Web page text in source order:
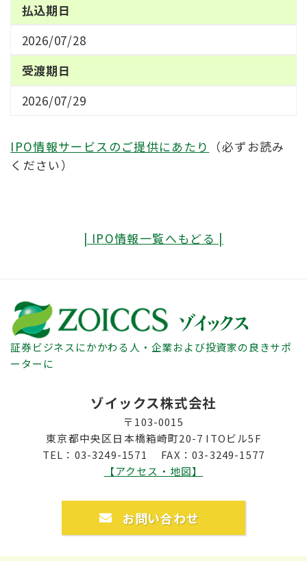
払込期日
2026/07/28
受渡期日
2026/07/29
IPO情報サービスのご提供にあたり （必ずお読み
ください）
| IPO情報一覧へもどる |
証券ビジネスにかかわる人・企業および投資家の良きサポ
ーターに
ゾイックス株式会社
〒103-0015
東京都中央区日本橋箱崎町20-7 ITOビル5F
TEL：03-3249-1571 FAX：03-3249-1577
【アクセス・地図】
お問い合わせ